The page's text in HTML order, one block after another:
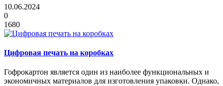
10.06.2024
0
1680
Цифровая печать на коробках
Гофрокартон является один из наиболее функциональных и
экономичных материалов для изготовления упаковки. Однако,